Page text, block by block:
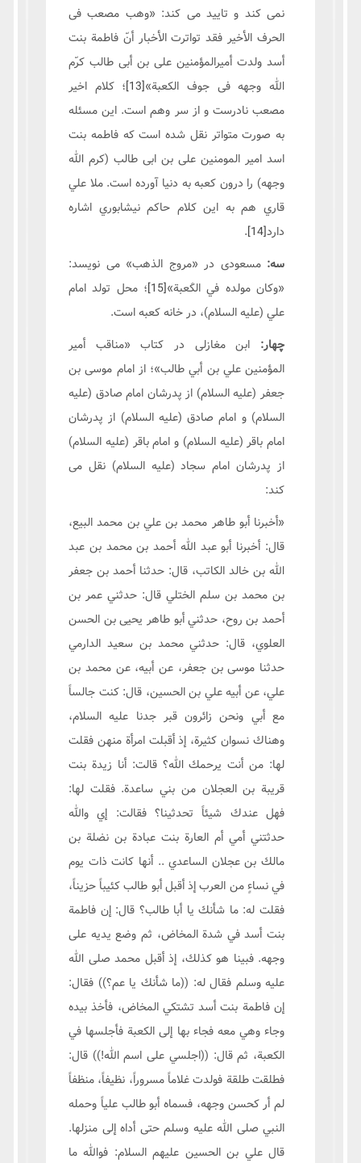
نمی کند و تایید می کند: «وهب مصعب فی
الحرف الأخیر فقد تواترت الأخبار أنّ فاطمة بنت
أسد ولدت أمیرالمؤمنین علی بن أبی طالب کرّم
الله وجهه فی جوف الکعبة»[13]
؛ کلام اخیر
مصعب نادرست و از سر وهم است. این مسئله
به صورت متواتر نقل شده است که فاطمه بنت
اسد امیر المومنین علی بن ابی طالب (کرم الله
وجهه) را درون کعبه به دنیا آورده است. ملا علي
قاري هم به اين كلام حاكم نيشابوري اشاره
دارد[14]
.
سه:مسعودی در «مروج الذهب» می نویسد:
«وكان مولده في الكَعبة»[15]
؛ محل تولد امام
علي (عليه السلام)، در خانه كعبه است.
چهار:ابن مغازلی در کتاب «مناقب أمير
المؤمنين علي بن أبي طالب»؛ از امام موسی بن
جعفر (علیه السلام) از پدرشان امام صادق (علیه
السلام) و امام صادق (علیه السلام) از پدرشان
امام باقر (علیه السلام) و امام باقر (علیه السلام)
از پدرشان امام سجاد (علیه السلام) نقل می
کند:
«أخبرنا أبو طاهر محمد بن علي بن محمد البيع،
قال: أخبرنا أبو عبد الله أحمد بن محمد بن عبد
الله بن خالد الكاتب، قال: حدثنا أحمد بن جعفر
بن محمد بن سلم الختلي قال: حدثني عمر بن
أحمد بن روح، حدثني أبو طاهر يحيى بن الحسن
العلوي، قال: حدثني محمد بن سعيد الدارمي
حدثنا موسى بن جعفر، عن أبيه، عن محمد بن
علي، عن أبيه علي بن الحسين، قال: كنت جالساً
مع أبي ونحن زائرون قبر جدنا عليه السلام،
وهناك نسوان كثيرة، إذ أقبلت امرأة منهن فقلت
لها: من أنت يرحمك الله؟ قالت: أنا زيدة بنت
قريبة بن العجلان من بني ساعدة. فقلت لها:
فهل عندك شيئاً تحدثينا؟ فقالت: إي والله
حدثتني أمي أم العارة بنت عبادة بن نضلة بن
مالك بن عجلان الساعدي .. أنها كانت ذات يوم
في نساءٍ من العرب إذ أقبل أبو طالب كئيباً حزيناً،
فقلت له: ما شأنك يا أبا طالب؟ قال: إن فاطمة
بنت أسد في شدة المخاض، ثم وضع يديه على
وجهه. فبينا هو كذلك، إذ أقبل محمد صلى الله
عليه وسلم فقال له: ((ما شأنك يا عم؟)) فقال:
إن فاطمة بنت أسد تشتكي المخاض، فأخذ بيده
وجاء وهي معه فجاء بها إلى الكعبة فأجلسها في
الكعبة، ثم قال: ((اجلسي على اسم الله!)) قال:
فطلقت طلقة فولدت غلاماً مسروراً، نظيفاً، منظفاً
لم أر كحسن وجهه، فسماه أبو طالب علياً وحمله
النبي صلى الله عليه وسلم حتى أداه إلى منزلها.
قال علي بن الحسين عليهم السلام: فوالله ما